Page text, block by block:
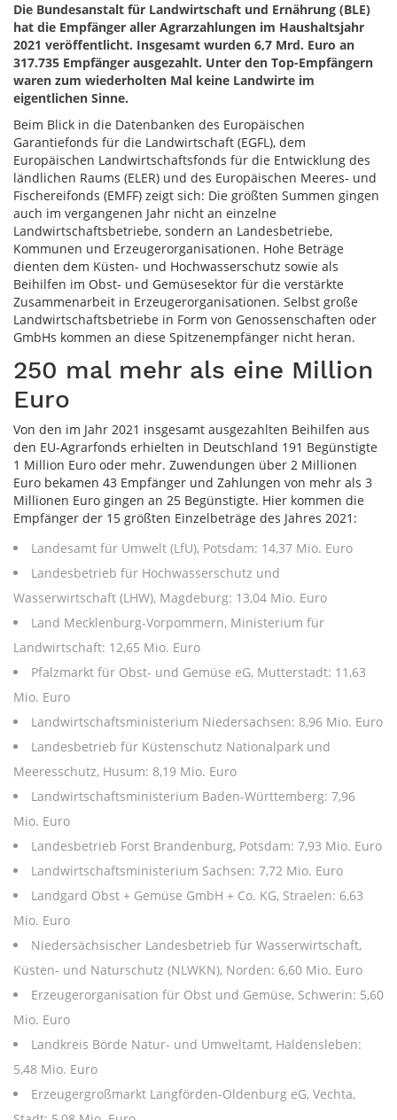
Die Bundesanstalt für Landwirtschaft und Ernährung (BLE)
hat die Empfänger aller Agrarzahlungen im Haushaltsjahr
2021 veröffentlicht. Insgesamt wurden 6,7 Mrd. Euro an
317.735 Empfänger ausgezahlt. Unter den Top-Empfängern
waren zum wiederholten Mal keine Landwirte im
eigentlichen Sinne.
Beim Blick in die Datenbanken des Europäischen
Garantiefonds für die Landwirtschaft (EGFL), dem
Europäischen Landwirtschaftsfonds für die Entwicklung des
ländlichen Raums (ELER) und des Europäischen Meeres- und
Fischereifonds (EMFF) zeigt sich: Die größten Summen gingen
auch im vergangenen Jahr nicht an einzelne
Landwirtschaftsbetriebe, sondern an Landesbetriebe,
Kommunen und Erzeugerorganisationen. Hohe Beträge
dienten dem Küsten- und Hochwasserschutz sowie als
Beihilfen im Obst- und Gemüsesektor für die verstärkte
Zusammenarbeit in Erzeugerorganisationen. Selbst große
Landwirtschaftsbetriebe in Form von Genossenschaften oder
GmbHs kommen an diese Spitzenempfänger nicht heran.
250 mal mehr als eine Million
Euro
Von den im Jahr 2021 insgesamt ausgezahlten Beihilfen aus
den EU-Agrarfonds erhielten in Deutschland 191 Begünstigte
1 Million Euro oder mehr. Zuwendungen über 2 Millionen
Euro bekamen 43 Empfänger und Zahlungen von mehr als 3
Millionen Euro gingen an 25 Begünstigte. Hier kommen die
Empfänger der 15 größten Einzelbeträge des Jahres 2021:
Landesamt für Umwelt (LfU), Potsdam: 14,37 Mio. Euro
Landesbetrieb für Hochwasserschutz und
Wasserwirtschaft (LHW), Magdeburg: 13,04 Mio. Euro
Land Mecklenburg-Vorpommern, Ministerium für
Landwirtschaft: 12,65 Mio. Euro
Pfalzmarkt für Obst- und Gemüse eG, Mutterstadt: 11,63
Mio. Euro
Landwirtschaftsministerium Niedersachsen: 8,96 Mio. Euro
Landesbetrieb für Küstenschutz Nationalpark und
Meeresschutz, Husum: 8,19 Mio. Euro
Landwirtschaftsministerium Baden-Württemberg: 7,96
Mio. Euro
Landesbetrieb Forst Brandenburg, Potsdam: 7,93 Mio. Euro
Landwirtschaftsministerium Sachsen: 7,72 Mio. Euro
Landgard Obst + Gemüse GmbH + Co. KG, Straelen: 6,63
Mio. Euro
Niedersächsischer Landesbetrieb für Wasserwirtschaft,
Küsten- und Naturschutz (NLWKN), Norden: 6,60 Mio. Euro
Erzeugerorganisation für Obst und Gemüse, Schwerin: 5,60
Mio. Euro
Landkreis Börde Natur- und Umweltamt, Haldensleben:
5,48 Mio. Euro
Erzeugergroßmarkt Langförden-Oldenburg eG, Vechta,